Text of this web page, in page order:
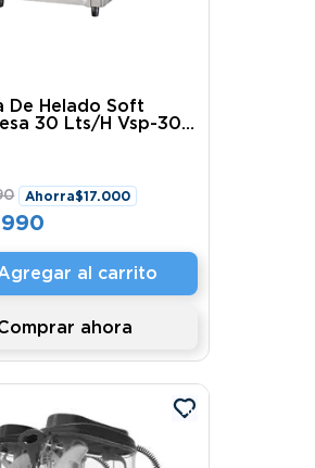
De Helado Soft
30 Lts/H Vsp-30S
Ahorra$17.000
990
al carrito
ahora